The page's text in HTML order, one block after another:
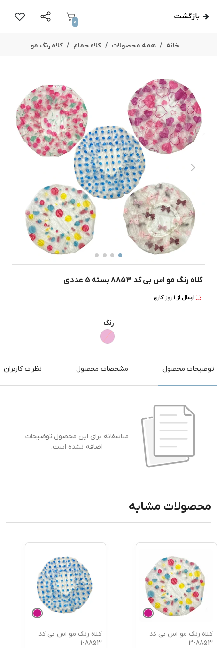
بازگشت
0
خانه همه محصولات کلاه حمام کلاه رنگ مو
کلاه رنگ مو اس بی کد 8853 بسته 5 عددی
ارسال از 1روز کاری
رنگ
توضیحات محصول مشخصات محصول نظرات کاربران
متاسفانه برای این محصول،توضیحات
اضافه نشده است.
محصولات مشابه
کلاه رنگ مو اس بی کد
8853-3
کلاه رنگ مو اس بی کد
8853-1